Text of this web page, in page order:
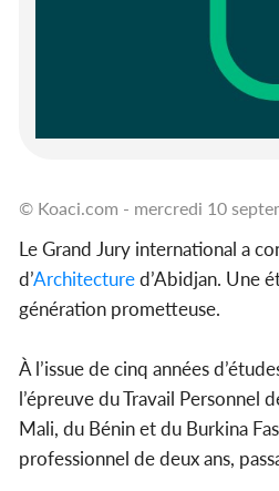
© Koaci.com - mercredi 10
Le Grand Jury international a
d’Architectured’Abidjan. Une
génération prometteuse.
À l’issue de cinq années
l’épreuve du Travail Personnel
Mali, du Bénin et du Burkina
professionnel de deux ans,